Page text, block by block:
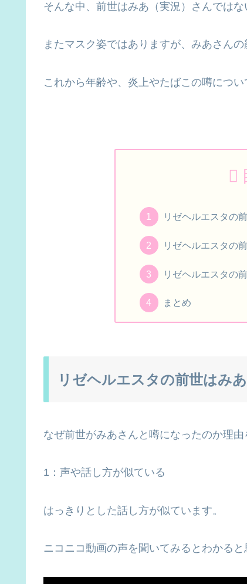
そんな中、前世はみあ（実況）さんではな
またマスク姿ではありますが、みあさんの
これから年齢や、炎上やたばこの噂につい
リゼヘルエスタの
リゼヘルエスタの
リゼヘルエスタの
まとめ
リゼヘルエスタの前世はみ
なぜ前世がみあさんと噂になったのか理由
1：声や話し方が似ている
はっきりとした話し方が似ています。
ニコニコ動画の声を聞いてみるとわかると